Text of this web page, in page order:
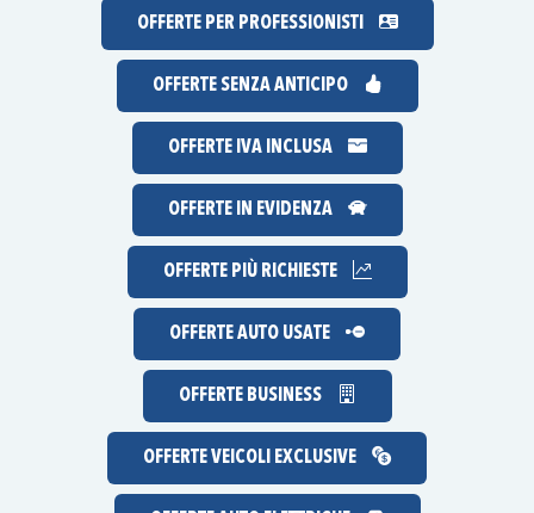
OFFERTE PER PROFESSIONISTI
OFFERTESENZA ANTICIPO
OFFERTE IVA INCLUSA
OFFERTE IN EVIDENZA
OFFERTE PIÙ RICHIESTE
OFFERTE AUTO USATE
OFFERTE BUSINESS
OFFERTE VEICOLI EXCLUSIVE